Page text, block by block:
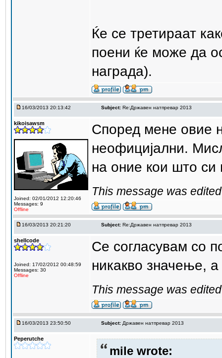
Ќе се третираат
поени ќе може да
награда).
16/03/2013 20:13:42 Subject: Re:Државен натпревар 2013
kikoisawsm
Joined: 02/01/2012 12:20:46
Messages: 9
Offline
Според мене овие
неофицијални.
на оние кои што си
This message was
16/03/2013 20:21:20 Subject: Re:Државен натпревар 2013
shellcode
Joined: 17/02/2012 00:48:59
Messages: 30
Offline
Се согласувам со
никакво значење,
This message was
16/03/2013 23:50:50 Subject: Државен натпревар 2013
Peperutche
mile wrote: